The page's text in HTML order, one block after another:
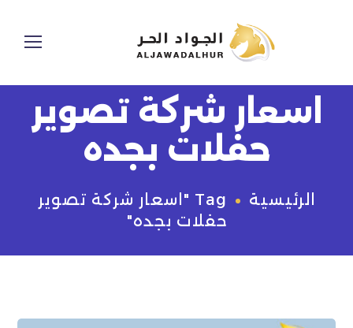
اسعار شركة تصوير
حفلات بجده
الرئيسية
Tag "اسعار شركة تصوير
حفلات بجده"